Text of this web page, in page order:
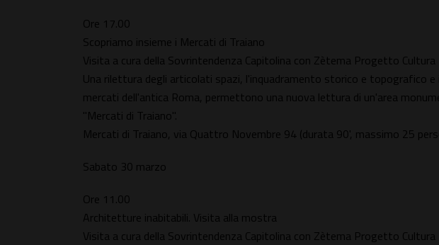
Ore 17.00
Scopriamo insieme i Mercati di Traiano
Visita a cura della Sovrintendenza Capitolina con Zètema Progetto Cultura
Una rilettura degli articolati spazi, l'inquadramento storico e topografico
mercati dell'antica Roma, permettono una nuova lettura di un'area
"Mercati di Traiano".
Mercati di Traiano, via Quattro Novembre 94 (durata 90', massimo 25
Sabato 30 marzo
Ore 11.00
Architetture inabitabili. Visita alla mostra
Visita a cura della Sovrintendenza Capitolina con Zètema Progetto Cultura